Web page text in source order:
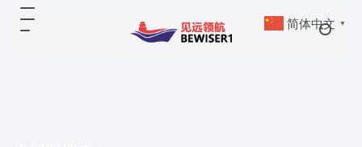
简体中文 ▼